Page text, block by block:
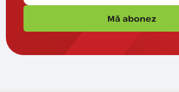
Mă abonez